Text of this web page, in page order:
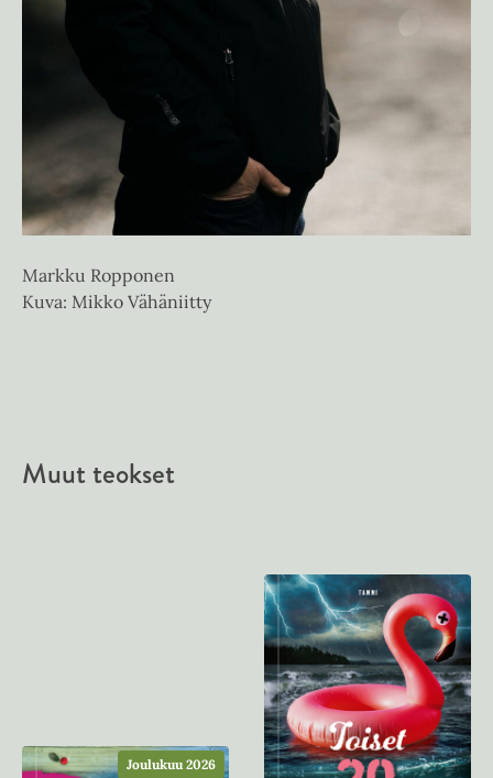
Markku Ropponen
Kuva: Mikko Vähäniitty
Muut teokset
Joulukuu 2026